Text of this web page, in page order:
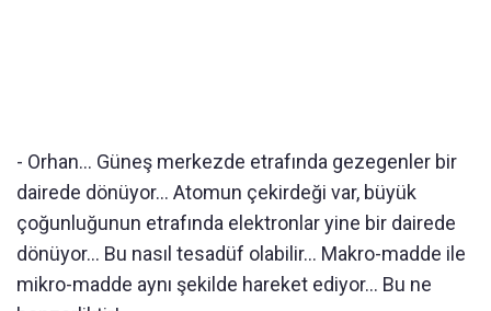
- Orhan... Güneş merkezde etrafında gezegenler bir
dairede dönüyor... Atomun çekirdeği var, büyük
çoğunluğunun etrafında elektronlar yine bir dairede
dönüyor... Bu nasıl tesadüf olabilir... Makro-madde ile
mikro-madde aynı şekilde hareket ediyor... Bu ne